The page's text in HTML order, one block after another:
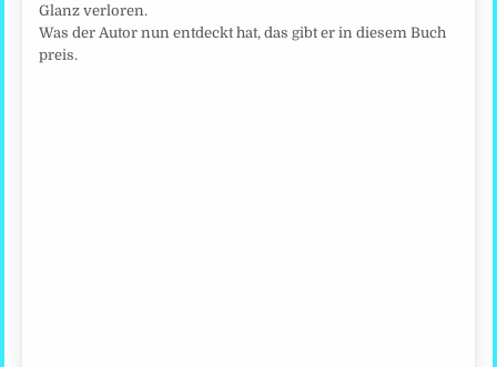
Glanz verloren.
Was der Autor nun entdeckt hat, das gibt er in diesem Buch
preis.